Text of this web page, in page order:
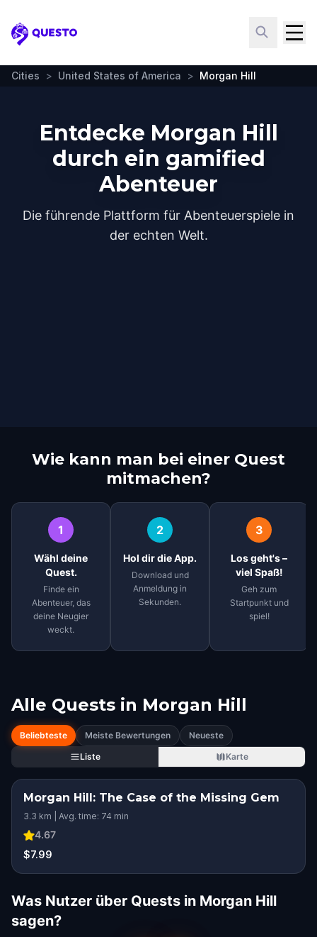
Questo
Cities > United States of America > Morgan Hill
Entdecke Morgan Hill
durch ein gamified
Abenteuer
Die führende Plattform für Abenteuerspiele in
der echten Welt.
Wie kann man bei einer Quest
mitmachen?
1
Wähl deine
Quest.
Finde ein
Abenteuer, das
deine Neugier
weckt.
2
Hol dir die App.
Download und
Anmeldung in
Sekunden.
3
Los geht's –
viel Spaß!
Geh zum
Startpunkt und
spiel!
Alle Quests in Morgan Hill
Beliebteste Meiste Bewertungen
Neueste
Liste
Karte
Morgan Hill: The Case of the Missing Gem
3.3 km | Avg. time: 74 min
4.67
$7.99
Was Nutzer über Quests in Morgan Hill
sagen?